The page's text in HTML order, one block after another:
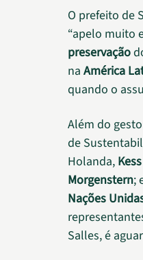
O prefeito de
“apelo muito
preservação
na América
quando o
Além do
de
Holanda,
Morgenstern;
Nações
Salles, é